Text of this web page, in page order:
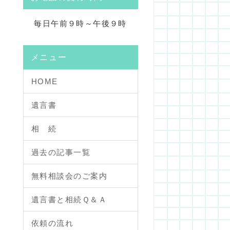
毎日午前９時～午後９時
メニュー
HOME
遺言書
相 続
過去の記事一覧
無料相談会のご案内
遺言書と相続Ｑ＆Ａ
依頼の流れ